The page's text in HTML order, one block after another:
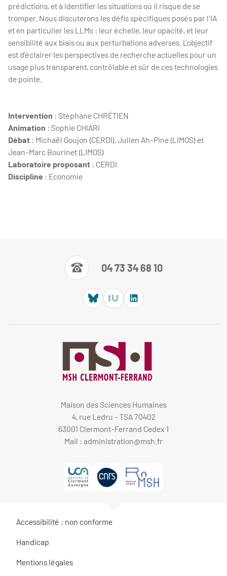
prédictions, et à identifier les situations où il risque de se
tromper. Nous discuterons les défis spécifiques posés par l'IA
et en particulier les LLMs : leur échelle, leur opacité, et leur
sensibilité aux biais ou aux perturbations adverses. L’objectif
est d’éclairer les perspectives de recherche actuelles pour un
usage plus transparent, contrôlable et sûr de ces technologies
de pointe.
Intervention : Stéphane CHRÉTIEN
Animation : Sophie CHIARI
Débat : Michaël Goujon (CERDI), Julien Ah-Pine (LIMOS) et
Jean-Marc Bourinet (LIMOS)
Laboratoire proposant : CERDI
Discipline : Economie
04 73 34 68 10
Maison des Sciences Humaines
4, rue Ledru - TSA 70402
63001 Clermont-Ferrand Cedex 1
Mail : administration@msh.fr
Accessibilité : non conforme
Handicap
Mentions légales